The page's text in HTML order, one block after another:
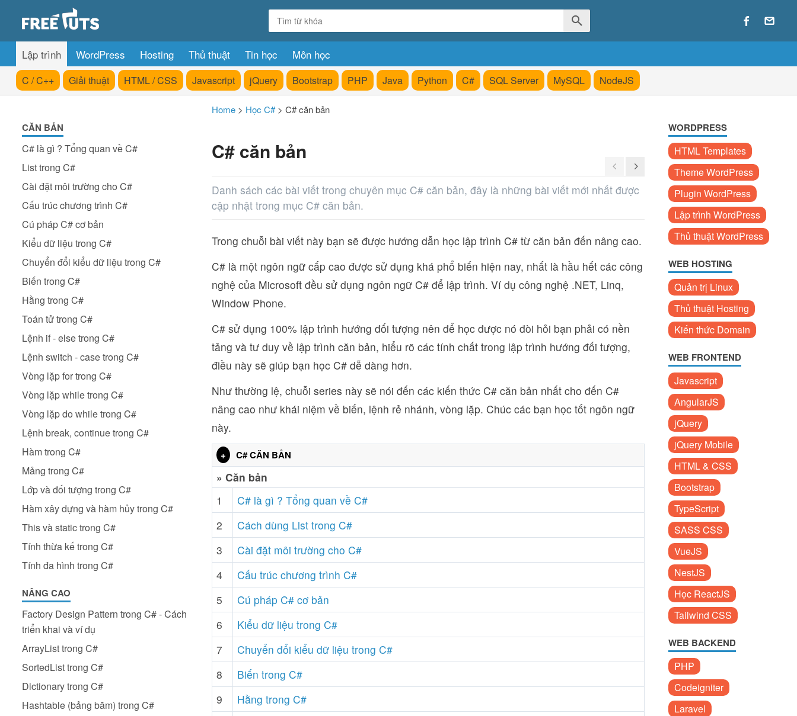
Lập trình WordPress Hosting Thủ thuật Tin học Môn học
C / C++ Giải thuật HTML / CSS Javascript jQuery Bootstrap PHP Java Python C# SQL Server MySQL NodeJS
CĂN BẢN
C# là gì ? Tổng quan về C#
List trong C#
Cài đặt môi trường cho C#
Cấu trúc chương trình C#
Cú pháp C# cơ bản
Kiểu dữ liệu trong C#
Chuyển đổi kiểu dữ liệu trong C#
Biến trong C#
Hằng trong C#
Toán tử trong C#
Lệnh if - else trong C#
Lệnh switch - case trong C#
Vòng lặp for trong C#
Vòng lặp while trong C#
Vòng lặp do while trong C#
Lệnh break, continue trong C#
Hàm trong C#
Mảng trong C#
Lớp và đối tượng trong C#
Hàm xây dựng và hàm hủy trong C#
This và static trong C#
Tính thừa kế trong C#
Tính đa hình trong C#
NÂNG CAO
Factory Design Pattern trong C# - Cách
triển khai và ví dụ
ArrayList trong C#
SortedList trong C#
Dictionary trong C#
Hashtable (bảng băm) trong C#
Home > Học C# > C# căn bản
C# căn bản
Danh sách các bài viết trong chuyên mục C# căn bản, đây là những bài viết mới nhất được
cập nhật trong mục C# căn bản.
Trong chuỗi bài viết này bạn sẽ được hướng dẫn học lập trình C# từ căn bản đến nâng cao.
C# là một ngôn ngữ cấp cao được sử dụng khá phổ biến hiện nay, nhất là hầu hết các công
nghệ của Microsoft đều sử dụng ngôn ngữ C# để lập trình. Ví dụ công nghệ .NET, Linq,
Window Phone.
C# sử dụng 100% lập trình hướng đối tượng nên để học được nó đòi hỏi bạn phải có nền
tảng và tư duy về lập trình căn bản, hiểu rõ các tính chất trong lập trình hướng đối tượng,
điều này sẽ giúp bạn học C# dễ dàng hơn.
Như thường lệ, chuỗi series này sẽ nói đến các kiến thức C# căn bản nhất cho đến C#
nâng cao như khái niệm về biến, lệnh rẻ nhánh, vòng lặp. Chúc các bạn học tốt ngôn ngữ
này.
+ C# CĂN BẢN
» Căn bản
1
C# là gì ? Tổng quan về C#
2
Cách dùng List trong C#
3
Cài đặt môi trường cho C#
4
Cấu trúc chương trình C#
5
Cú pháp C# cơ bản
6
Kiểu dữ liệu trong C#
7
Chuyển đổi kiểu dữ liệu trong C#
8
Biến trong C#
9
Hằng trong C#
WORDPRESS
HTML Templates
Theme WordPress
Plugin WordPress
Lập trình WordPress
Thủ thuật WordPress
WEB HOSTING
Quản trị Linux
Thủ thuật Hosting
Kiến thức Domain
WEB FRONTEND
Javascript
AngularJS
jQuery
jQuery Mobile
HTML & CSS
Bootstrap
TypeScript
SASS CSS
VueJS
NestJS
Học ReactJS
Tailwind CSS
WEB BACKEND
PHP
Codeigniter
Laravel